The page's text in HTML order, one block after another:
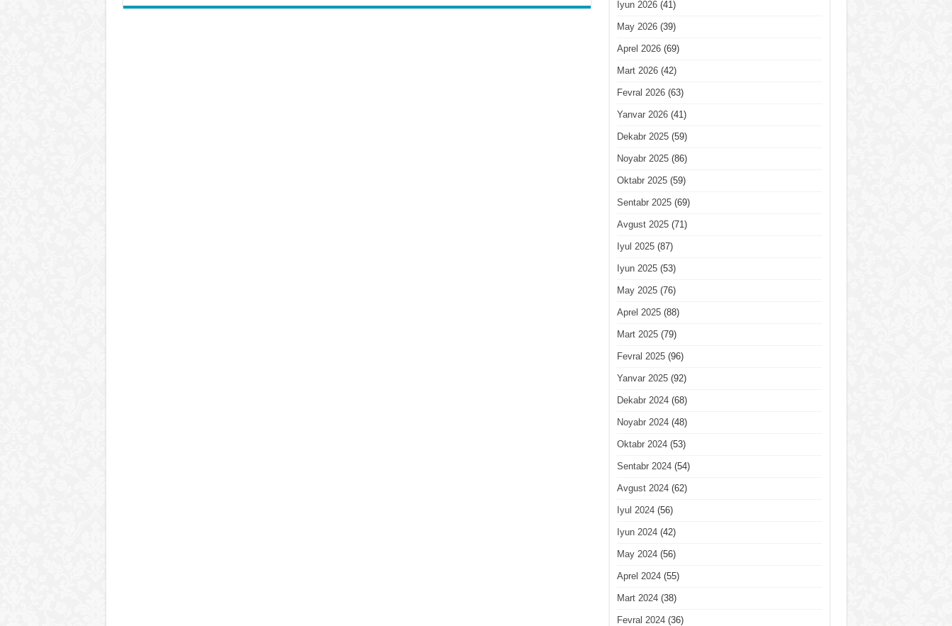
Iyun 2026(41)
May 2026(39)
Aprel 2026(69)
Mart 2026(42)
Fevral 2026(63)
Yanvar 2026(41)
Dekabr 2025(59)
Noyabr 2025(86)
Oktabr 2025(59)
Sentabr 2025(69)
Avgust 2025(71)
Iyul 2025(87)
Iyun 2025(53)
May 2025(76)
Aprel 2025(88)
Mart 2025(79)
Fevral 2025(96)
Yanvar 2025(92)
Dekabr 2024(68)
Noyabr 2024(48)
Oktabr 2024(53)
Sentabr 2024(54)
Avgust 2024(62)
Iyul 2024(56)
Iyun 2024(42)
May 2024(56)
Aprel 2024(55)
Mart 2024(38)
Fevral 2024(36)